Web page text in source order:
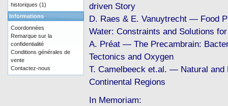
driven Story
D. Raes & E. Vanuytrecht — Food
Water: Constraints and Solutions
A. Préat — The Precambrain:
Tectonics and Oxygen
T. Camelbeeck et.al. — Natural and
Continental Regions
In Memoriam:
historiques (1)
Informations
Coordonnées
Remarque sur la
confidentialité
Conditions générales de
vente
Contactez-nous